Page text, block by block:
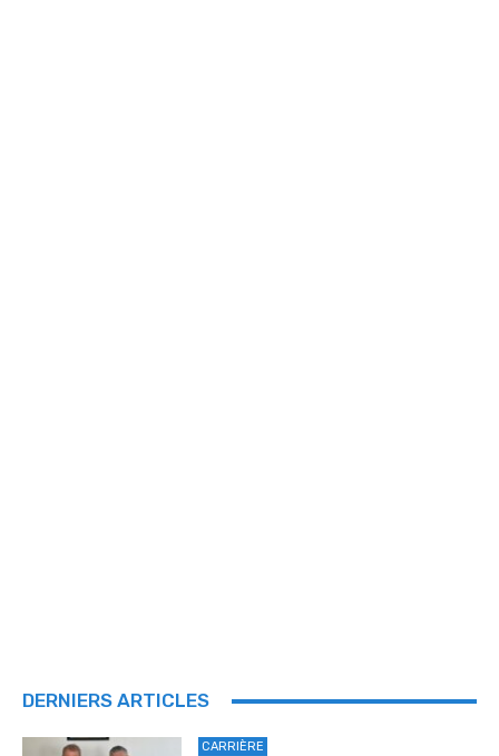
DERNIERS ARTICLES
CARRIÈRE